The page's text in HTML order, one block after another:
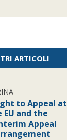
ARTICOLI
to Appeal at
EU and the
Appeal